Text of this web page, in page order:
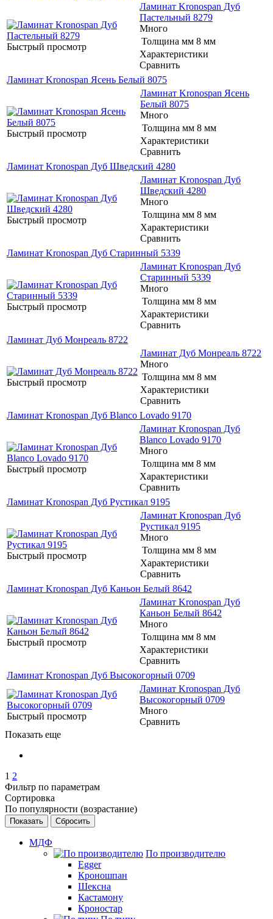
Быстрый просмотр
Ламинат Kronospan Дуб
Пастельный 8279
Много
Толщина мм 8 мм
Характеристики
Сравнить
Ламинат Kronospan Ясень Белый 8075
Быстрый просмотр
Ламинат Kronospan Ясень
Белый 8075
Много
Толщина мм 8 мм
Характеристики
Сравнить
Ламинат Kronospan Дуб Шведский 4280
Быстрый просмотр
Ламинат Kronospan Дуб
Шведский 4280
Много
Толщина мм 8 мм
Характеристики
Сравнить
Ламинат Kronospan Дуб Старинный 5339
Быстрый просмотр
Ламинат Kronospan Дуб
Старинный 5339
Много
Толщина мм 8 мм
Характеристики
Сравнить
Ламинат Дуб Монреаль 8722
Быстрый просмотр
Ламинат Дуб Монреаль 8722
Много
Толщина мм 8 мм
Характеристики
Сравнить
Ламинат Kronospan Дуб Blanco Lovado 9170
Быстрый просмотр
Ламинат Kronospan Дуб
Blanco Lovado 9170
Много
Толщина мм 8 мм
Характеристики
Сравнить
Ламинат Kronospan Дуб Рустикал 9195
Быстрый просмотр
Ламинат Kronospan Дуб
Рустикал 9195
Много
Толщина мм 8 мм
Характеристики
Сравнить
Ламинат Kronospan Дуб Каньон Белый 8642
Быстрый просмотр
Ламинат Kronospan Дуб
Каньон Белый 8642
Много
Толщина мм 8 мм
Характеристики
Сравнить
Ламинат Kronospan Дуб Высокогорный 0709
Быстрый просмотр
Ламинат Kronospan Дуб
Высокогорный 0709
Много
Сравнить
Показать еще
1 2
Фильтр по параметрам
Сортировка
По популярности (возрастание)
Сбросить
МДФ
По производителю
Egger
Кроношпан
Шексна
Кастамону
Кроностар